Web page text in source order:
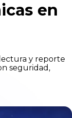
en
y reporte
seguridad,